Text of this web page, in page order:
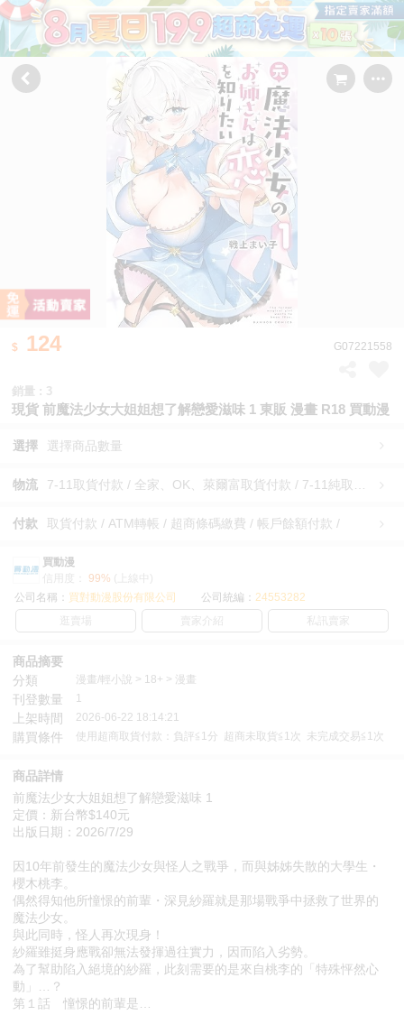
124 G07221558
銷量 : 3
現貨 前魔法少女大姐姐想了解戀愛滋味 1 東販 漫畫 R18 買動漫
選擇 選擇商品數量
物流
付款 取貨付款 / ATM轉帳 / 超商條碼繳費 / 帳戶餘額付款 /
買動漫
信用度：
99% (上線中)
公司名稱： 買對動漫股份有限公司 公司統編： 24553282
逛賣場
賣家介紹 私訊賣家
商品摘要
分類
漫畫/輕小說 > 18+ > 漫畫
刊登數量 1
上架時間 2026-06-22 18:14:21
購買條件 使用超商取貨付款：負評≦1分 超商未取貨≦1次 未完成交易≦1次
商品詳情
前魔法少女大姐姐想了解戀愛滋味 1
定價：新台幣$140元
出版日期：2026/7/29
因10年前發生的魔法少女與怪人之戰爭，而與姊姊失散的大學生・
櫻木桃李。
偶然得知他所憧憬的前輩・深見紗羅就是那場戰爭中拯救了世界的
魔法少女。
與此同時，怪人再次現身！
紗羅雖挺身應戰卻無法發揮過往實力，因而陷入劣勢。
為了幫助陷入絕境的紗羅，此刻需要的是來自桃李的「特殊怦然心
動」…？
第１話 憧憬的前輩是…